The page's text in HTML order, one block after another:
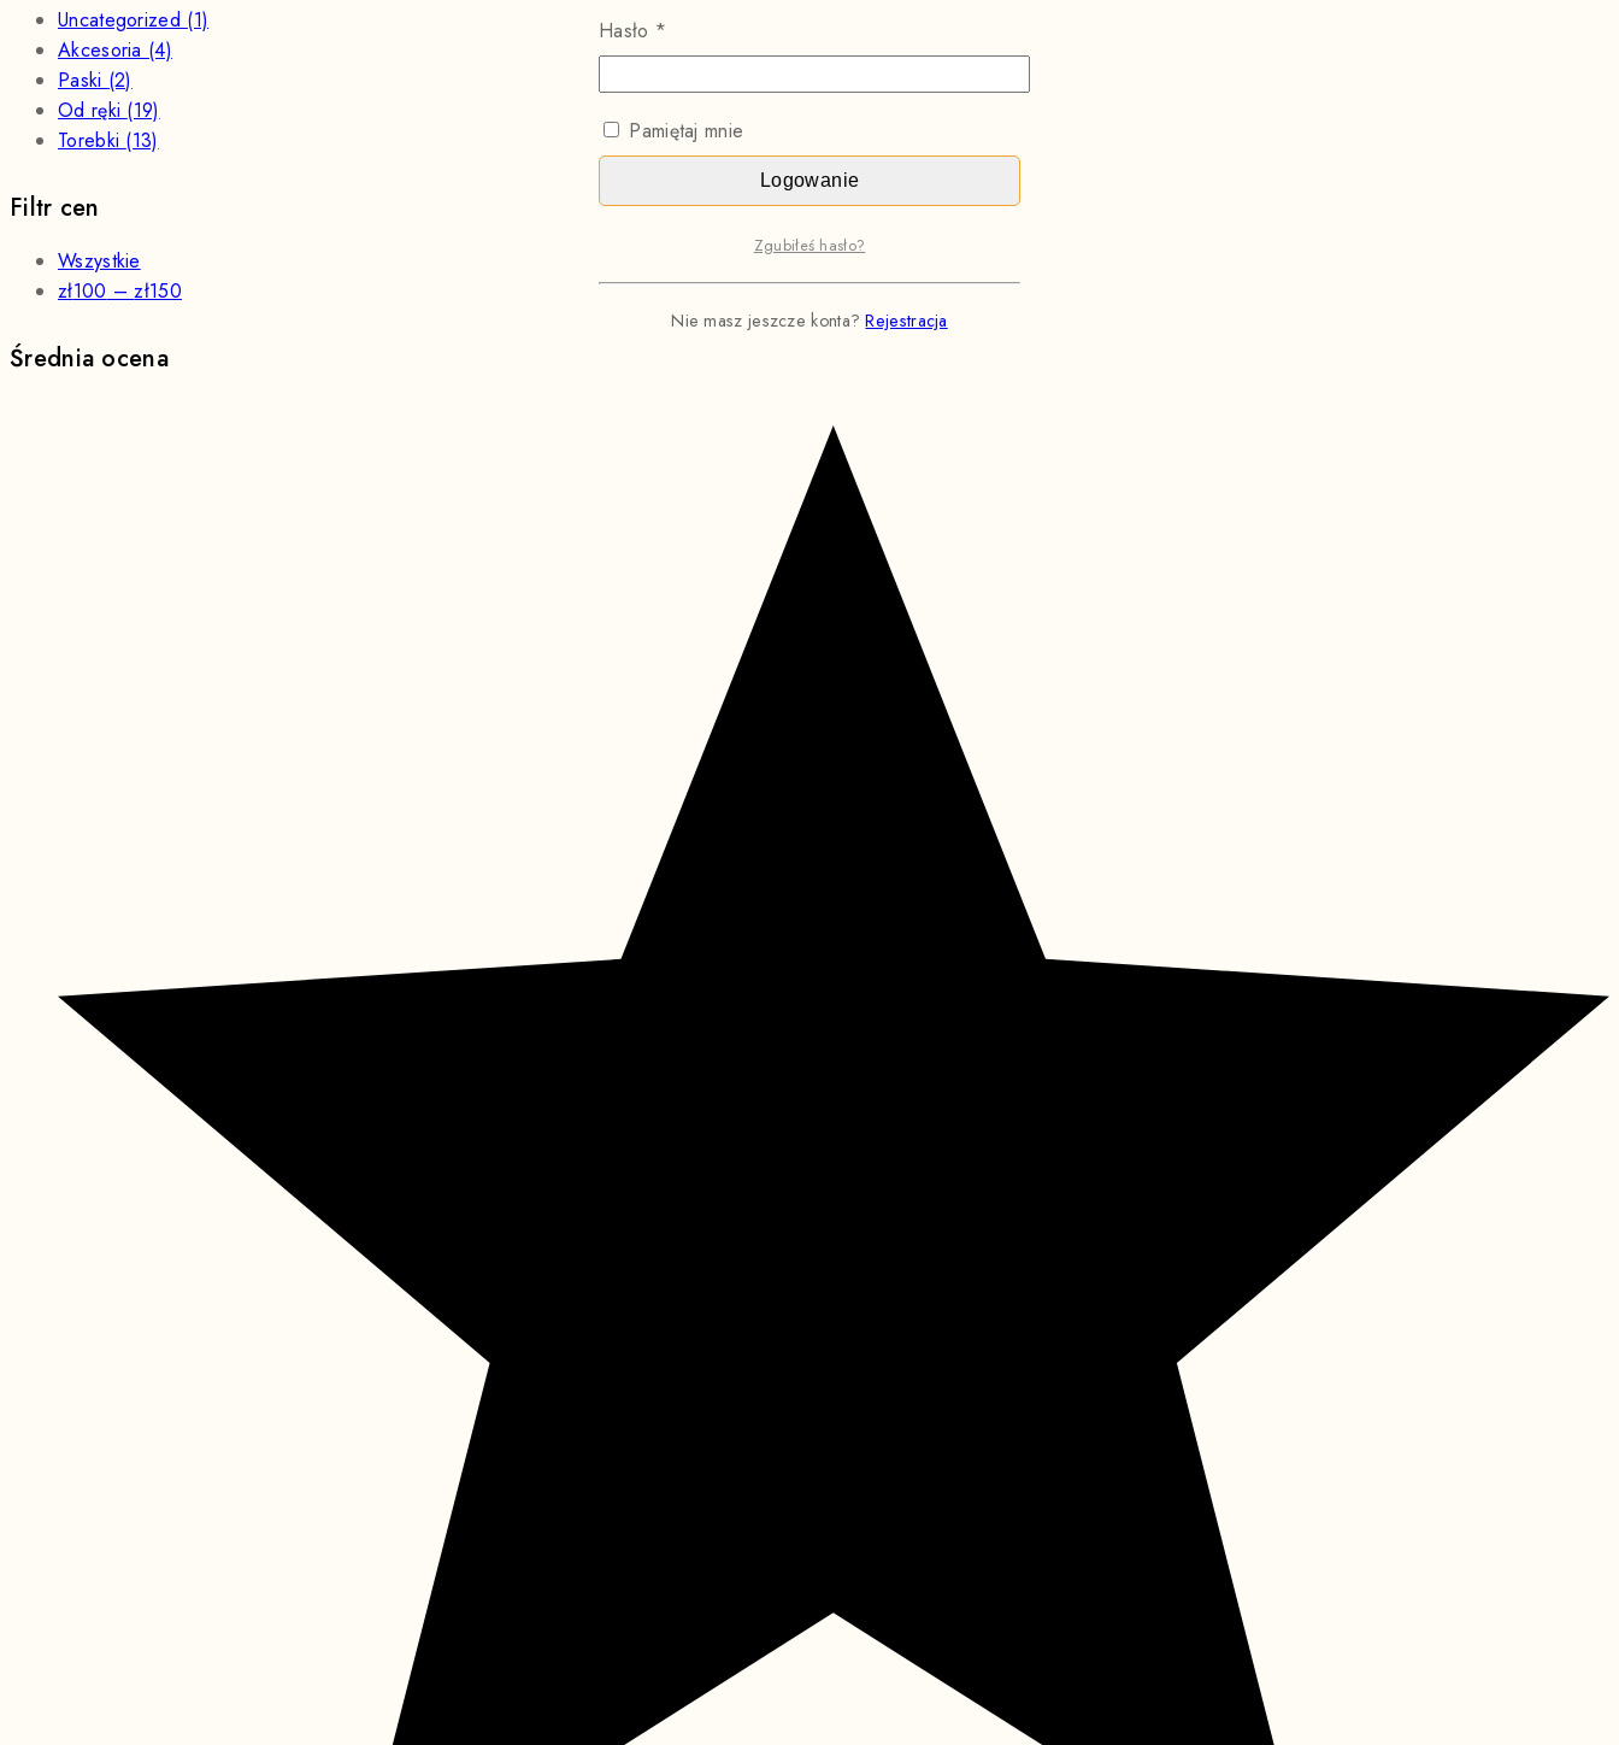
Uncategorized (1)
Akcesoria (4)
Paski (2)
Od ręki (19)
Torebki (13)
Filtr cen
Wszystkie
zł100 –zł150
Średnia ocena
Hasło *
Pamiętaj mnie
Logowanie
Zgubiłeś hasło?
Nie masz jeszcze konta?Rejestracja